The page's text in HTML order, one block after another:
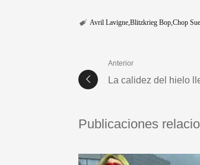
Avril Lavigne Blitzkrieg Bop Chop
Anterior
La calidez del hielo
Publicaciones